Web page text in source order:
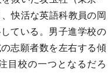
快活な英語科教員の岡
ている。男子進学校の
志願者数を左右する傾
目校の一つとなるだろ